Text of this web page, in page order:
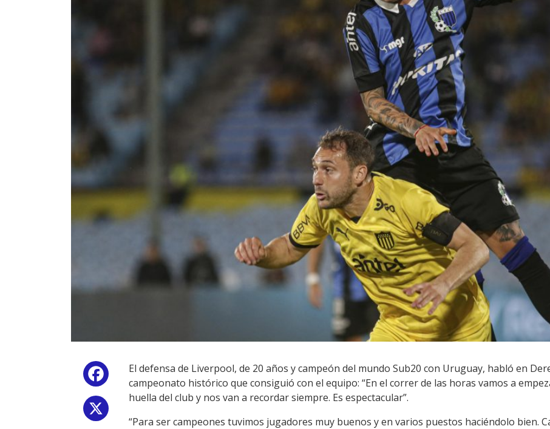
Facebook
El defensa de Liverpool, de 20 años y campeón del mundo Sub20 con Uruguay, habló en
campeonato histórico que consiguió con el equipo: “En el correr de las horas vamos a
huella del club y nos van a recordar siempre. Es espectacular”.
“Para ser campeones tuvimos jugadores muy buenos y en varios puestos haciéndolo bien.